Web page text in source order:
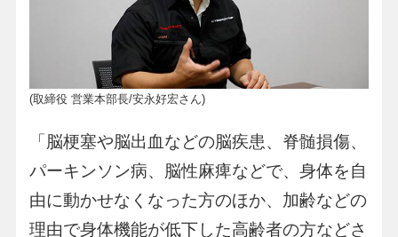
(取締役 営業本部長/安永好宏さん)
「脳梗塞や脳出血などの脳疾患、脊髄損傷、
パーキンソン病、脳性麻痺などで、身体を自
由に動かせなくなった方のほか、加齢などの
理由で身体機能が低下した高齢者の方などさ